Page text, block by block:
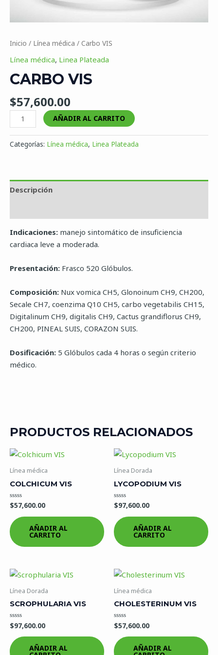
Inicio / Línea médica / Carbo VIS
Línea médica, Linea Plateada
CARBO VIS
$57,600.00
AÑADIR AL CARRITO
Categorías: Línea médica, Linea Plateada
Descripción
Indicaciones: manejo sintomático de insuficiencia
cardiaca leve a moderada.
Presentación: Frasco 520 Glóbulos.
Composición: Nux vomica CH5, Glonoinum CH9, CH200,
Secale CH7, coenzima Q10 CH5, carbo vegetabilis CH15,
Digitalinum CH9, digitalis CH9, Cactus grandiflorus CH9,
CH200, PINEAL SUIS, CORAZON SUIS.
Dosificación: 5 Glóbulos cada 4 horas o según criterio
médico.
PRODUCTOS RELACIONADOS
Línea médica
COLCHICUM VIS
Valorado
en
de
5
$57,600.00
AÑADIR AL
CARRITO
Línea Dorada
LYCOPODIUM VIS
Valorado
en
de
5
$97,600.00
AÑADIR AL
CARRITO
Línea Dorada
SCROPHULARIA VIS
Valorado
en
de
5
$97,600.00
AÑADIR AL
Línea médica
CHOLESTERINUM VIS
Valorado
en
de
5
$57,600.00
AÑADIR AL